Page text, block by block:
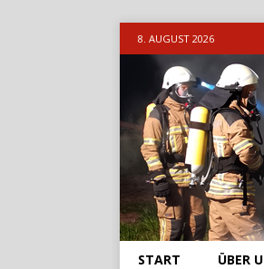
8. AUGUST 2026
START ÜBER